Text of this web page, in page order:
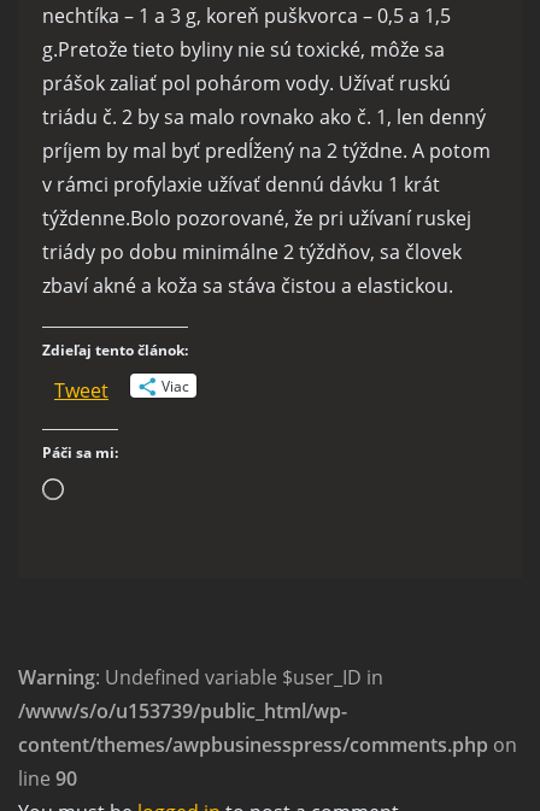
nechtíka – 1 a 3 g, koreň puškvorca – 0,5 a 1,5
g.Pretože tieto byliny nie sú toxické, môže sa
prášok zaliať pol pohárom vody. Užívať ruskú
triádu č. 2 by sa malo rovnako ako č. 1, len denný
príjem by mal byť predĺžený na 2 týždne. A potom
v rámci profylaxie užívať dennú dávku 1 krát
týždenne.Bolo pozorované, že pri užívaní ruskej
triády po dobu minimálne 2 týždňov, sa človek
zbaví akné a koža sa stáva čistou a elastickou.
Zdieľaj tento článok:
Tweet Viac
Páči sa mi:
Loading…
Warning: Undefined variable $user_ID in
/www/s/o/u153739/public_html/wp-
content/themes/awpbusinesspress/comments.php on
line 90